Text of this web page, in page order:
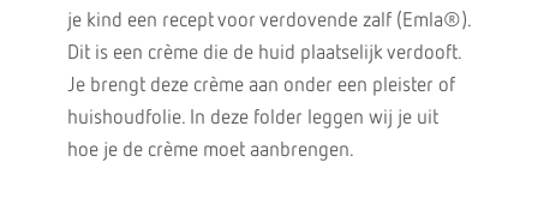
je kind een recept voor verdovende zalf (Emla®).
Dit is een crème die de huid plaatselijk verdooft.
Je brengt deze crème aan onder een pleister of
huishoudfolie. In deze folder leggen wij je uit
hoe je de crème moet aanbrengen.